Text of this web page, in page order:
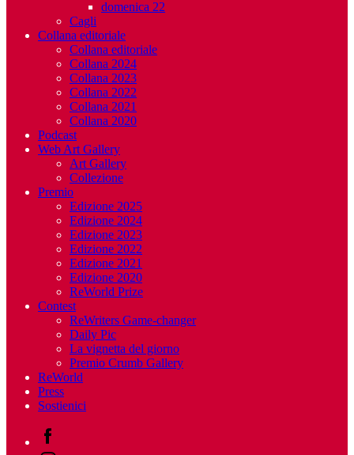
domenica 22
Cagli
Collana editoriale
Collana editoriale
Collana 2024
Collana 2023
Collana 2022
Collana 2021
Collana 2020
Podcast
Web Art Gallery
Art Gallery
Collezione
Premio
Edizione 2025
Edizione 2024
Edizione 2023
Edizione 2022
Edizione 2021
Edizione 2020
ReWorld Prize
Contest
ReWriters Game-changer
Daily Pic
La vignetta del giorno
Premio Crumb Gallery
ReWorld
Press
Sostienici
Facebook